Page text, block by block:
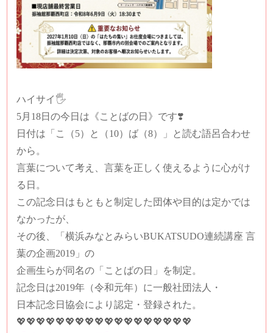
ハイサイ🖐️
5月18日の今日は《ことばの日》です❣️
日付は「こ（5）と（10）ば（8）」と読む語呂合わせ
から。
言葉について考え、言葉を正しく使えるように心がけ
る日。
この記念日はもともと制定した団体や目的は定かでは
なかったが、
その後、「横浜みなとみらいBUKATSUDO連続講座 言
葉の企画2019」の
企画生らが同名の「ことばの日」を制定。
記念日は2019年（令和元年）に一般社団法人・
日本記念日協会により認定・登録された。
💖💖💖💖💖💖💖💖💖💖💖💖💖💖💖💖💖💖